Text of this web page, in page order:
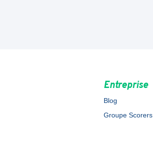
Entreprise
Blog
Groupe Scorers